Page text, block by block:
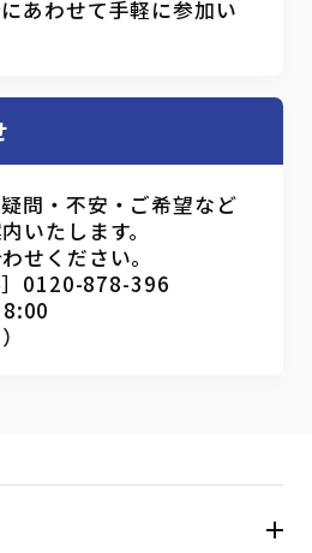
あわせて手軽に参加い
問・不安・ご希望など
いたします。
せください。
］0120-878-396